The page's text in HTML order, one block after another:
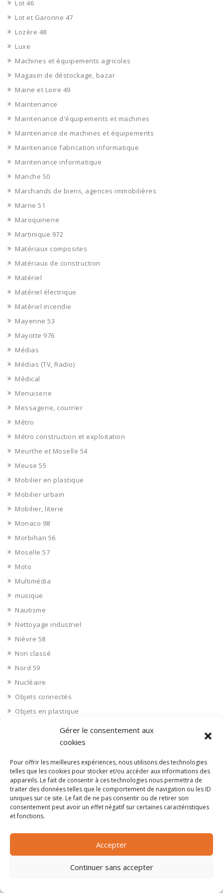
Gérer le consentement aux
cookies
Pour offrir les meilleures expériences, nous utilisons des technologies
telles que les cookies pour stocker et/ou accéder aux informations des
appareils. Le fait de consentir à ces technologies nous permettra de
traiter des données telles que le comportement de navigation ou les ID
uniques sur ce site. Le fait de ne pas consentir ou de retirer son
consentement peut avoir un effet négatif sur certaines caractéristiques
et fonctions.
Accepter
Continuer sans accepter
Lot 46
Lot et Garonne 47
Lozère 48
Luxe
Machines et équipements agricoles
Magasin de déstockage, bazar
Maine et Loire 49
Maintenance
Maintenance d'équipements et machines
Maintenance de machines et équipements
Maintenance fabrication informatique
Maintenance informatique
Manche 50
Marchands de biens, agences immobilières
Marne 51
Maroquinerie
Martinique 972
Matériaux composites
Matériaux de construction
Matériel
Matériel électrique
Matériel incendie
Mayenne 53
Mayotte 976
Médias
Médias (TV, Radio)
Médical
Menuiserie
Messagerie, courrier
Métro
Métro construction et exploitation
Meurthe et Moselle 54
Meuse 55
Mobilier en plastique
Mobilier urbain
Mobilier, literie
Monaco 98
Morbihan 56
Moselle 57
Moto
Multimédia
musique
Nautisme
Nettoyage industriel
Nièvre 58
Non classé
Nord 59
Nucléaire
Objets connectés
Objets en plastique
Opérateur télécom
Optique
Ordinateurs
Orne 61
Ouvrages d’art
Pas de Calais 62